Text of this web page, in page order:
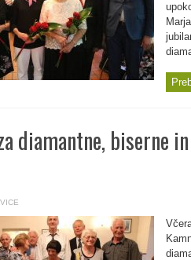
diamantne, biserne